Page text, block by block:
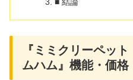
『ミミクリーペッ
ムハム』機能・価